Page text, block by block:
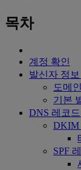
목차
계정 확인
발신자 정
도메
기본
DNS 레코
DKIM
SPF